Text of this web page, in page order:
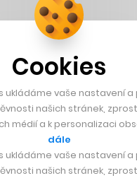
se zvrtnul
na Šumavě
Cookies
ukládáme vaše nastavení
našich stránek,
médií a k personalizaci
dále
ukládáme vaše nastavení
našich stránek,